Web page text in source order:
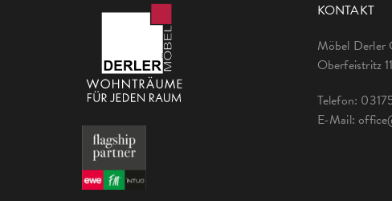
KONTAKT
Möbel Derler
Oberfeistritz
Telefon:
E-Mail: